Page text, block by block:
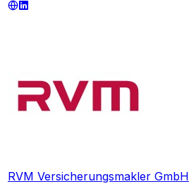
RVM Versicherungsmakler GmbH